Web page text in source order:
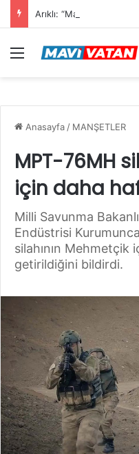
Arıklı: “Mavi Vatan”dan
Menü
Anasayfa / MANŞETLER
MPT-76MH
için daha
Milli Savunma
Endüstrisi
silahının Mehmetçik
getirildiğini bildirdi.